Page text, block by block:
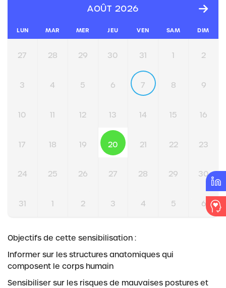
AOÛT 2026
LUN MAR MER JEU VEN SAM DIM
27 28 29 30 31 1 2
3 4 5 6 7 8 9
10 11 12 13 14 15 16
17 18 19 20 21 22 23
24 25 26 27 28 29 30
31 1 2 3 4 5 6
Objectifs de cette sensibilisation :
Informer sur les structures anatomiques qui
composent le corps humain
Sensibiliser sur les risques de mauvaises postures et